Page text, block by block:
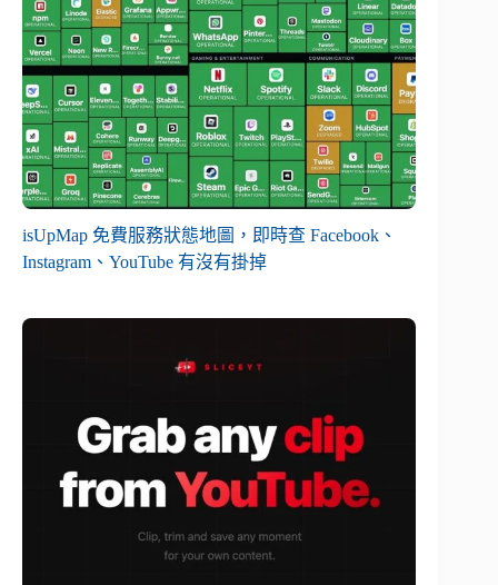
isUpMap 免費服務狀態地圖，即時查 Facebook、
Instagram、YouTube 有沒有掛掉